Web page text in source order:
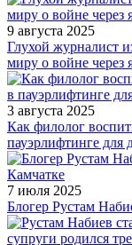
9 августа 2025
Глухой журналист
миру о войне через
3 августа 2025
Как филолог
пауэрлифтинге для
7 июля 2025
Блогер Рустам